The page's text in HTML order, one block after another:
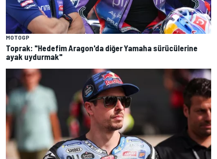
MOTOGP
Toprak: "Hedefim Aragon'da diğer Yamaha sürücülerine
ayak uydurmak"